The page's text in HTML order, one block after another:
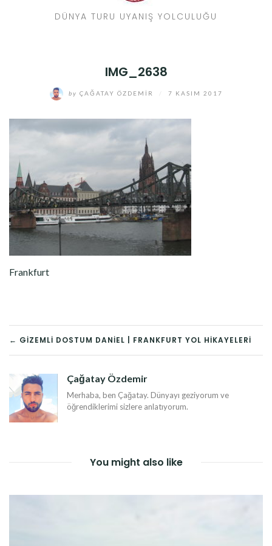
DÜNYA TURU UYANIŞ YOLCULUĞU
IMG_2638
by ÇAĞATAY ÖZDEMIR 7 KASIM 2017
Frankfurt
YAZI
DOLAŞIMI
← GIZEMLI DOSTUM DANIEL | FRANKFURT YOL HIKAYELERI
Çağatay Özdemir
Merhaba, ben Çağatay. Dünyayı geziyorum ve
öğrendiklerimi sizlere anlatıyorum.
You might also like